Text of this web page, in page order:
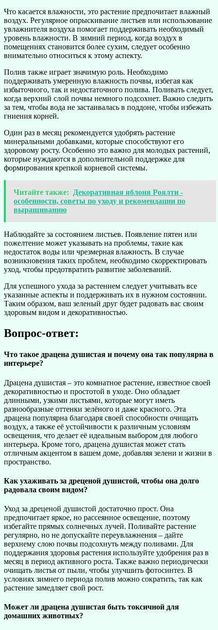
Что касается влажности, это растение предпочитает влажный
воздух. Регулярное опрыскивание листьев или использование
увлажнителя воздуха помогает поддерживать необходимый
уровень влажности. В зимний период, когда воздух в
помещениях становится более сухим, следует особенно
внимательно относиться к этому аспекту.
Полив также играет значимую роль. Необходимо
поддерживать умеренную влажность почвы, избегая как
избыточного, так и недостаточного полива. Поливать следует,
когда верхний слой почвы немного подсохнет. Важно следить
за тем, чтобы вода не застаивалась в поддоне, чтобы избежать
гниения корней.
Один раз в месяц рекомендуется удобрять растение
минеральными добавками, которые способствуют его
здоровому росту. Особенно это важно для молодых растений,
которые нуждаются в дополнительной поддержке для
формирования крепкой корневой системы.
Читайте также:
Декоративная яблоня Роялти -
особенности, советы по уходу и рекомендации по
выращиванию
Наблюдайте за состоянием листьев. Появление пятен или
пожелтение может указывать на проблемы, такие как
недостаток воды или чрезмерная влажность. В случае
возникновения таких проблем, необходимо скорректировать
уход, чтобы предотвратить развитие заболеваний.
Для успешного ухода за растением следует учитывать все
указанные аспекты и поддерживать их в нужном состоянии.
Таким образом, ваш зеленый друг будет радовать вас своим
здоровым видом и декоративностью.
Вопрос-ответ:
Что такое драцена душистая и почему она так популярна в
интерьере?
Драцена душистая – это комнатное растение, известное своей
декоративностью и простотой в уходе. Оно обладает
длинными, узкими листьями, которые могут иметь
разнообразные оттенки зелёного и даже красного. Эта
драцена популярна благодаря своей способности очищать
воздух, а также её устойчивости к различным условиям
освещения, что делает её идеальным выбором для любого
интерьера. Кроме того, драцена душистая может стать
отличным акцентом в вашем доме, добавляя зелени и жизни в
пространство.
Как ухаживать за дреценой душистой, чтобы она долго
радовала своим видом?
Уход за дреценой душистой достаточно прост. Она
предпочитает яркое, но рассеянное освещение, поэтому
избегайте прямых солнечных лучей. Поливайте растение
регулярно, но не допускайте переувлажнения – дайте
верхнему слою почвы подсохнуть между поливами. Для
поддержания здоровья растения используйте удобрения раз в
месяц в период активного роста. Также важно периодически
очищать листья от пыли, чтобы улучшить фотосинтез. В
условиях зимнего периода полив можно сократить, так как
растение замедляет свой рост.
Может ли драцена душистая быть токсичной для
домашних животных?